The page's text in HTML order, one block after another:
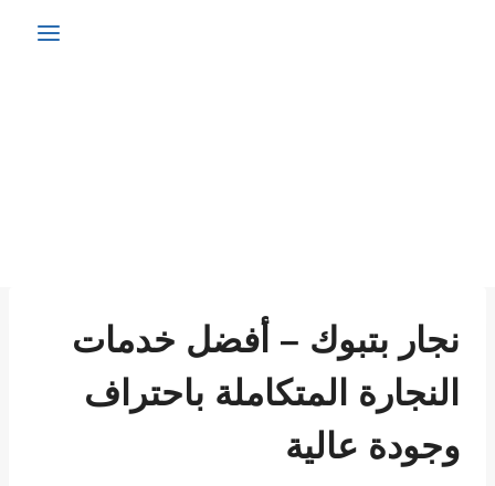
نجار بتبوك – أفضل خدمات
النجارة المتكاملة باحتراف
وجودة عالية